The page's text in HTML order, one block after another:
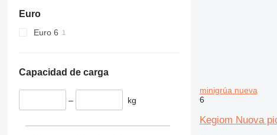
Euro
Euro 6
Capacidad de carga
– kg
minigrúa nueva
6
Kegiom Nuova